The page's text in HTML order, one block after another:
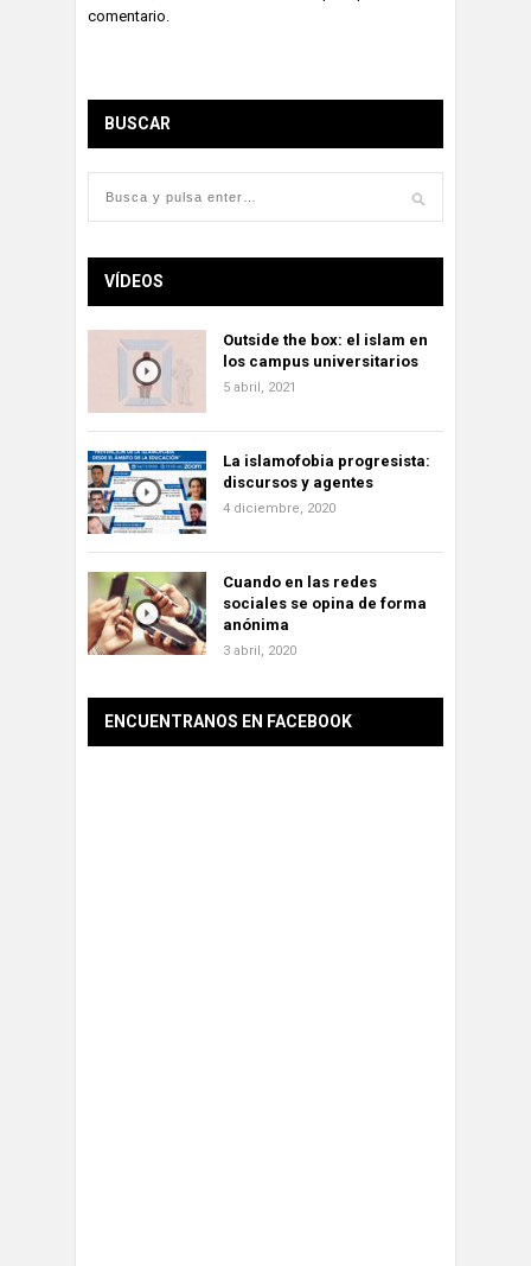
comentario.
BUSCAR
VÍDEOS
Outside the box: el islam en
los campus universitarios
5 abril, 2021
La islamofobia progresista:
discursos y agentes
4 diciembre, 2020
Cuando en las redes
sociales se opina de forma
anónima
3 abril, 2020
ENCUENTRANOS EN FACEBOOK